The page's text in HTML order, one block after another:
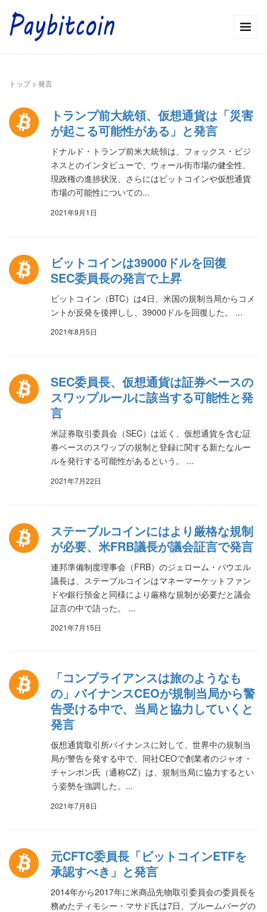
トップ> 発言
トランプ前大統領、仮想通貨は「災害
が起こる可能性がある」と発言
ドナルド・トランプ前米大統領は、フォックス・ビジ
ネスとのインタビューで、ウォール街市場の健全性、
現政権の進捗状況、さらにはビットコインや仮想通貨
市場の可能性についての...
2021年9月1日
ビットコインは39000ドルを回復
SEC委員長の発言で上昇
ビットコイン（BTC）は4日、米国の規制当局からコメ
ントが反発を後押しし、39000ドルを回復した。 ...
2021年8月5日
SEC委員長、仮想通貨は証券ベースの
スワップルールに該当する可能性と発
言
米証券取引委員会（SEC）は近く、仮想通貨を含む証
券ベースのスワップの規制と登録に関する新たなルー
ルを発行する可能性があるという。 ...
2021年7月22日
ステーブルコインにはより厳格な規制
が必要、米FRB議長が議会証言で発言
連邦準備制度理事会（FRB）のジェローム・パウエル
議長は、ステーブルコインはマネーマーケットファン
ドや銀行預金と同様により厳格な規制が必要だと議会
証言の中で語った。 ...
2021年7月15日
「コンプライアンスは旅のようなも
の」バイナンスCEOが規制当局から警
告受ける中で、当局と協力していくと
発言
仮想通貨取引所バイナンスに対して、世界中の規制当
局が警告を発する中で、同社CEOで創業者のジャオ・
チャンポン氏（通称CZ）は、規制当局に協力するとい
う姿勢を強調した。...
2021年7月8日
元CFTC委員長「ビットコインETFを
承認すべき」と発言
2014年から2017年に米商品先物取引委員会の委員長を
務めたティモシー・マサド氏は7日、ブルームバーグの